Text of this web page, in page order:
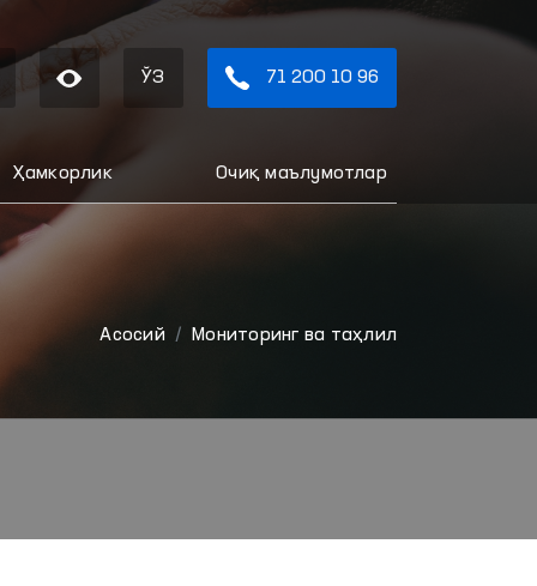
ЎЗ 71 200 10 96
Ҳамкорлик Очиқ маълумотлар
Aсосий Мониторинг ва таҳлил